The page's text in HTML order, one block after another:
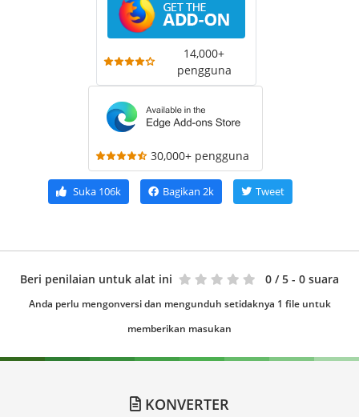
14,000+
pengguna
30,000+ pengguna
Suka106k Bagikan 2k Tweet
Beri penilaian untuk alat ini 0 / 5 - 0 suara
Anda perlu mengonversi dan mengunduh setidaknya 1 file untuk
memberikan masukan
KONVERTER